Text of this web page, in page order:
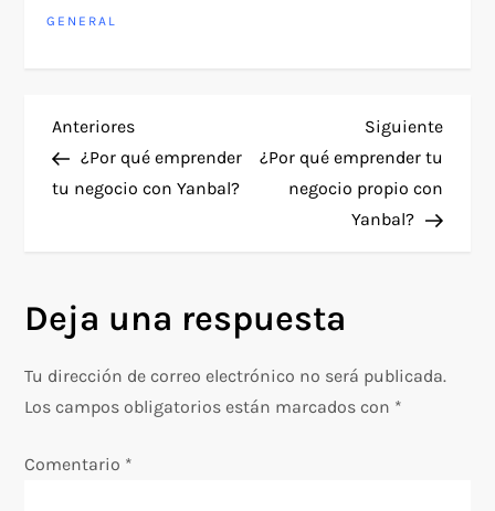
GENERAL
N
a
g
a
Entrada
anterior
Anteriores
¿Por qué emprender
tu negocio con Yanbal?
Siguiente
¿Por qué emprender tu
negocio propio con
Yanbal?
Deja una respuesta
Tu dirección de correo electrónico no será publicada.
Los campos obligatorios están marcados con *
Comentario *